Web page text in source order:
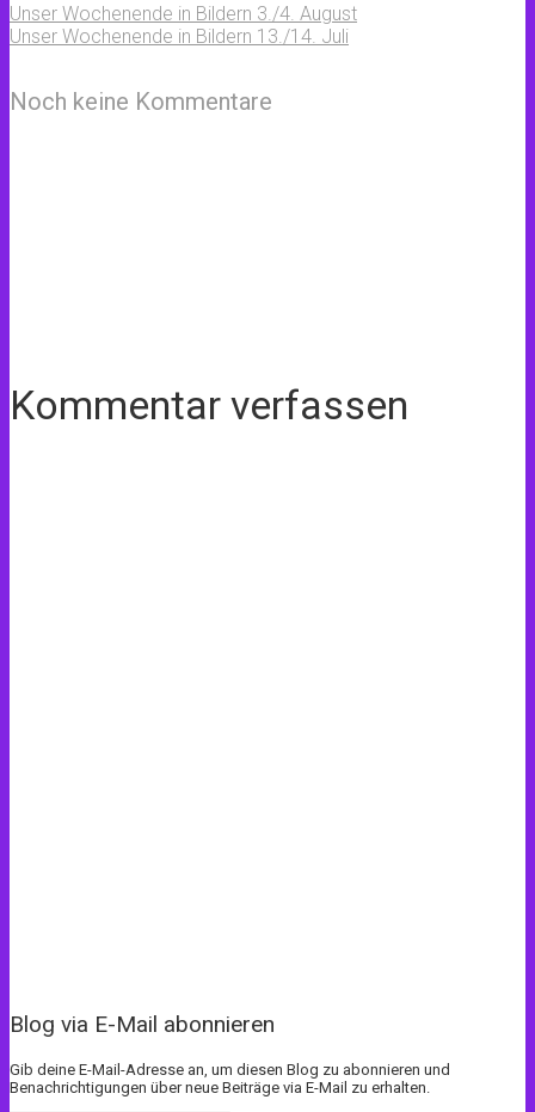
Unser Wochenende in Bildern 3./4. August
Unser Wochenende in Bildern 13./14. Juli
Noch keine Kommentare
Kommentar verfassen
Blog via E-Mail abonnieren
Gib deine E-Mail-Adresse an, um diesen Blog zu abonnieren und
Benachrichtigungen über neue Beiträge via E-Mail zu erhalten.